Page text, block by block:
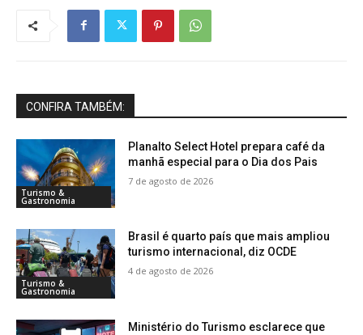
CONFIRA TAMBÉM:
Turismo &
Gastronomia
Planalto Select Hotel prepara café da
manhã especial para o Dia dos Pais
7 de agosto de 2026
Turismo &
Gastronomia
Brasil é quarto país que mais ampliou
turismo internacional, diz OCDE
4 de agosto de 2026
Ministério do Turismo esclarece que